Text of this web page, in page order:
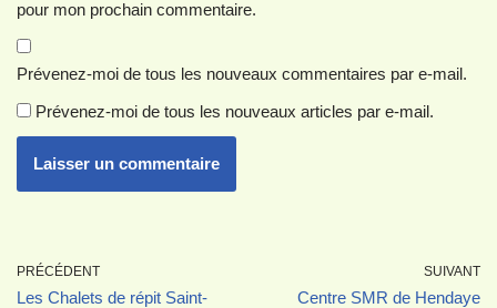
pour mon prochain commentaire.
Prévenez-moi de tous les nouveaux commentaires par e-mail.
Prévenez-moi de tous les nouveaux articles par e-mail.
PRÉCÉDENT
Les Chalets de répit Saint-
SUIVANT
Centre SMR de Hendaye